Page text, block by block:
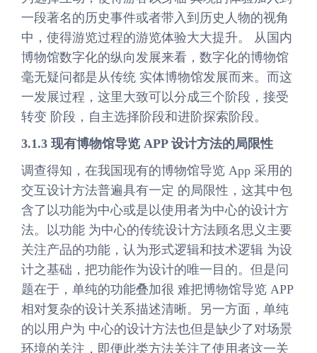
一段著名的历史事件或者带入到历史人物的视角
中，使得游览过程的游览体验大大提升。 从国内
博物馆数字化的纵向发展来看，数字化的博物馆
毫无疑问都是从传统 实体博物馆发展而来。而这
一发展过程，这里大致可以分成三个阶段，接受
转变 阶段，自主选择阶段和进阶探索阶段。
3.1.3 现有博物馆导览 APP 设计方法的局限性
调查得知，在我国现有的博物馆导览 App 采用的
交互设计方法普遍具有一定 的局限性，这其中包
含了以功能为中心或是以使用者为中心的设计方
法。以功能 为中心的传统设计方法顾名思义主要
关注产品的功能，认为形式逻辑和技术逻辑 为设
计之基础，把功能作为设计的唯一目的。但是问
题在于，单纯的功能叠加很 难把博物馆导览 APP
相对复杂的设计关系描述清晰。另一方面，单纯
的以用户为 中心的设计方法也但是缺少了对场景
环境的关注，即便此类方法关注了使用者这一关